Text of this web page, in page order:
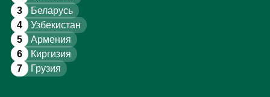
3 Беларусь
4 Узбекистан
5 Армения
6 Киргизия
7 Грузия